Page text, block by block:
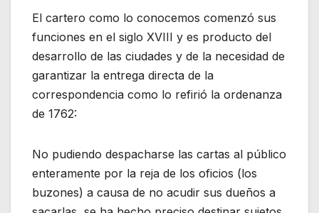
El cartero como lo conocemos comenzó sus
funciones en el siglo XVIII y es producto del
desarrollo de las ciudades y de la necesidad de
garantizar la entrega directa de la
correspondencia como lo refirió la ordenanza
de 1762:
No pudiendo despacharse las cartas al público
enteramente por la reja de los oficios (los
buzones) a causa de no acudir sus dueños a